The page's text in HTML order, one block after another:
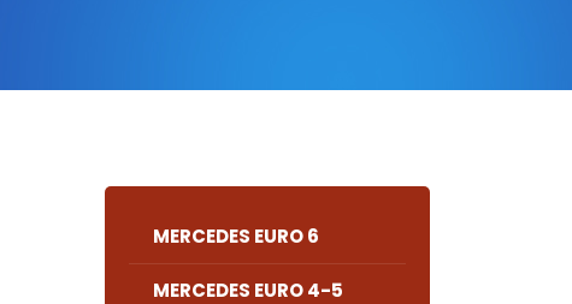
MERCEDES EURO 6
MERCEDES EURO 4-5